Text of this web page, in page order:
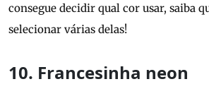
consegue decidir qual cor usar, saiba
selecionar várias delas!
10. Francesinha neon